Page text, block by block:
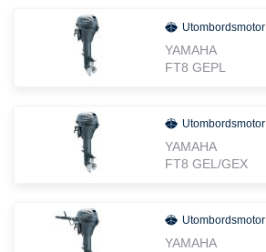
Utombordsmotor
YAMAHA
FT8 GEPL
Utombordsmotor
YAMAHA
FT8 GEL/GEX
Utombordsmotor
YAMAHA